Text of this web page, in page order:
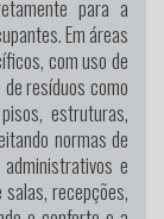
para a
Em áreas
com uso de
resíduos como
estruturas,
normas de
e
recepções,